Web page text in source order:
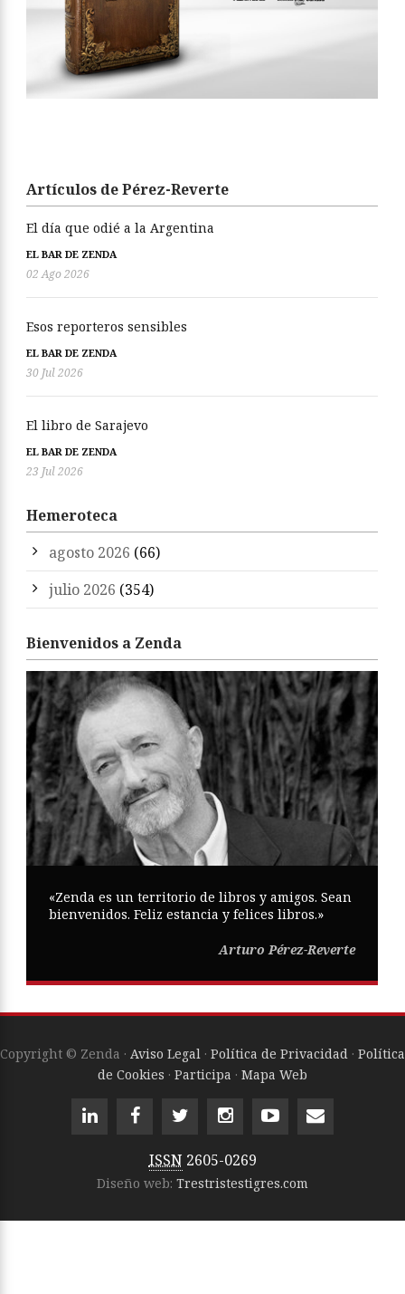
Artículos de Pérez-Reverte
El día que odié a la Argentina
EL BAR DE ZENDA
02 Ago 2026
Esos reporteros sensibles
EL BAR DE ZENDA
30 Jul 2026
El libro de Sarajevo
EL BAR DE ZENDA
23 Jul 2026
Hemeroteca
agosto 2026 (66)
julio 2026 (354)
Bienvenidos a Zenda
«Zenda es un territorio de libros y amigos. Sean
bienvenidos. Feliz estancia y felices libros.»
Arturo Pérez-Reverte
Copyright © Zenda · Aviso Legal · Política de Privacidad · Política
de Cookies · Participa · Mapa Web
ISSN 2605-0269
Diseño web: Trestristestigres.com